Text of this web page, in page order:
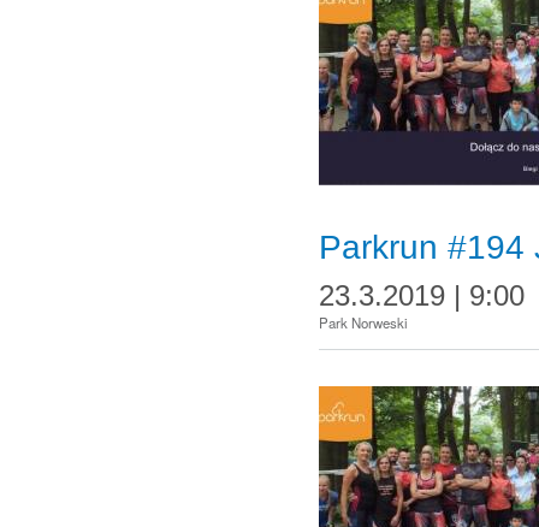
Parkrun #194
23.3.2019 | 9:00
Park Norweski